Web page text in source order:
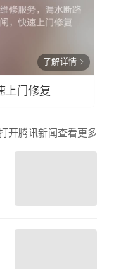
了解详情
上门修复
开腾讯新闻查看更多